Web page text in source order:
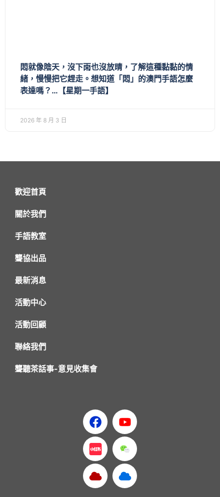
悶就像陰天，沒下雨也沒放晴，了解這種黏黏的情
緒，慢慢把它趕走。想知道「悶」的澳門手語怎麼
表達嗎？…【星期一手語】
2026 年 8 月 3 日
歡迎首頁
關於我們
手語教室
聾協出品
最新消息
活動中心
活動回顧
聯絡我們
聾聽茶話事-意見收集會